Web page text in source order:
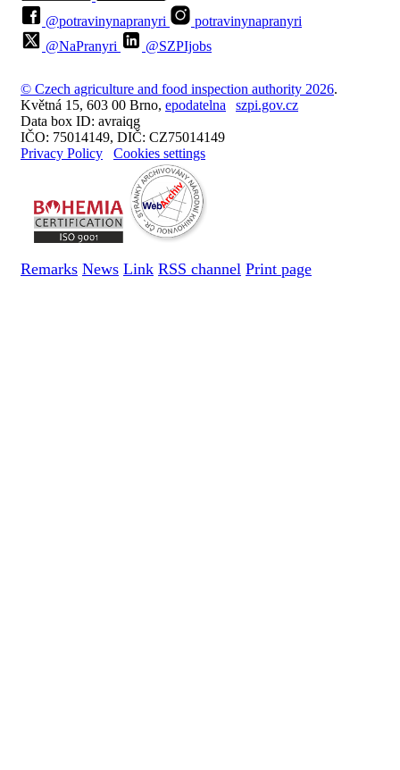
@potravinynapranyri
potravinynapranyri
@NaPranyri
@SZPIjobs
© Czech agriculture and food inspection authority 2026.
Květná 15, 603 00 Brno, epodatelna
szpi.gov.cz
Data box ID: avraiqg
IČO: 75014149, DIČ: CZ75014149
Privacy Policy
Cookies settings
Remarks News Link RSS channel Print page